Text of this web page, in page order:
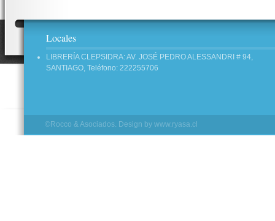
Locales
LIBRERÍA CLEPSIDRA: AV. JOSÉ PEDRO ALESSANDRI # 94,
SANTIAGO, Teléfono: 222255706
©Rocco & Asociados. Design by www.ryasa.cl